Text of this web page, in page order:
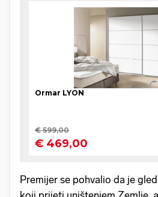
Premijer se pohvalio da je